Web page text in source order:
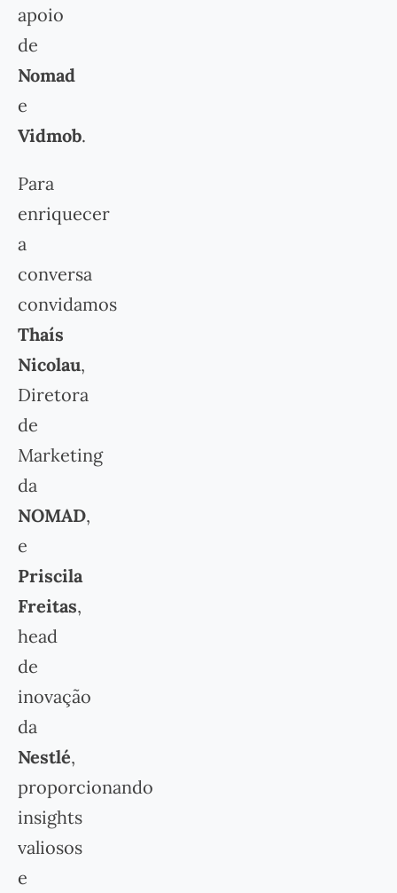
apoio
de
Nomad
e
Vidmob.
Para
enriquecer
a
conversa
convidamos
Thaís
Nicolau,
Diretora
de
Marketing
da
NOMAD,
e
Priscila
Freitas,
head
de
inovação
da
Nestlé,
proporcionando
insights
valiosos
e